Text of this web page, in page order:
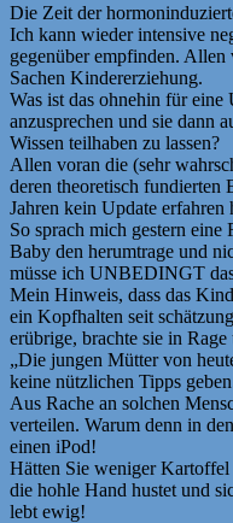
Die Zeit der
Ich kann wieder intensive
gegenüber empfinden. Allen
Sachen Kindererziehung.
Was ist das ohnehin für eine
anzusprechen und sie dann
Wissen teilhaben zu lassen?
Allen voran die (sehr
deren theoretisch fundierten
Jahren kein Update erfahren
So sprach mich gestern eine
Baby den herumtrage und
müsse ich UNBEDINGT
Mein Hinweis, dass das
ein Kopfhalten seit
erübrige, brachte sie in
„Die jungen Mütter von
keine nützlichen Tipps
Aus Rache an solchen
verteilen. Warum denn in
einen iPod!
Hätten Sie weniger Kartoffel
die hohle Hand hustet und
lebt ewig!